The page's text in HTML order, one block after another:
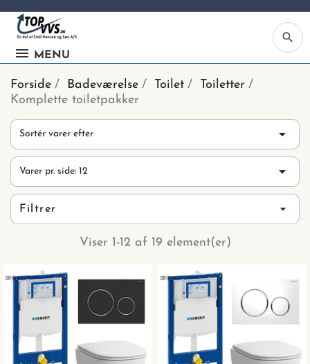
MENU
search
Forside Badeværelse Toilet
Toiletter
Komplette toiletpakker
Sortér varer efter 
Varer pr. side: 12 
Filtrer
Viser 1-12 af 19 element(er)